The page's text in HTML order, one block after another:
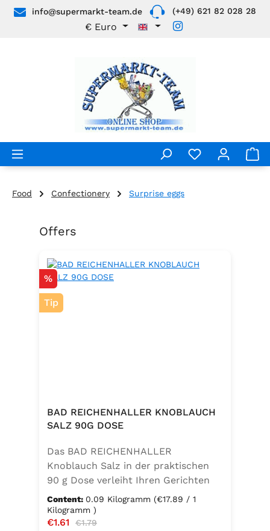
Skip to main content
info@supermarkt-team.de (+49) 621 82 028 28
€ Euro
Food Confectionery Surprise eggs
Skip product gallery
Offers
Discount
%
Tip
BAD REICHENHALLER KNOBLAUCH
SALZ 90G DOSE
Das BAD REICHENHALLER
Knoblauch Salz in der praktischen
90 g Dose verleiht Ihren Gerichten
einen vollmundigen, aromatischen
Knoblauchgeschmack. Hergestellt
ohne Geschmacksverstärker, zu 100
Content: 0.09 Kilogramm (€17.89 / 1
Kilogramm )
Sale price:
€1.61 Regular price:
€1.79